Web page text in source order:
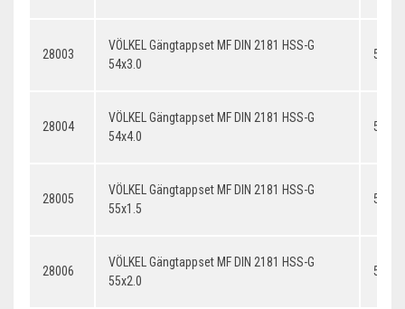
28003
VÖLKEL Gängtappset MF DIN 2181 HSS-G
54x3.0
28004
VÖLKEL Gängtappset MF DIN 2181 HSS-G
54x4.0
28005
VÖLKEL Gängtappset MF DIN 2181 HSS-G
55x1.5
28006
VÖLKEL Gängtappset MF DIN 2181 HSS-G
55x2.0